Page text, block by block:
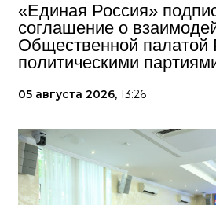
«Единая Россия»
соглашение о
Общественной палатой
политическими
05 августа 2026, 13:26